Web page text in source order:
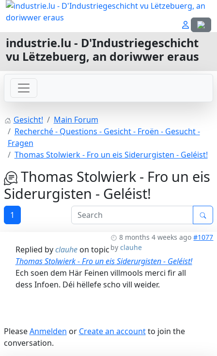
industrie.lu - D'Industriegeschicht
vu Lëtzebuerg, an doriwwer eraus
Gesicht!
Main Forum
Recherché - Questions - Gesicht - Froën - Gesucht -
Fragen
Thomas Stolwierk - Fro un eis Siderurgisten - Geléist!
Thomas Stolwierk - Fro un eis
Siderurgisten - Geléist!
1
8 months 4 weeks ago #1077
byclauhe
Replied byclauheon topic
Thomas Stolwierk - Fro un eis Siderurgisten - Geléist!
Ech soen dem Här Feinen villmools merci fir all
dess Infoen. Déi hëllefe scho vill weider.
PleaseAnmelden or Create an accountto join the
conversation.